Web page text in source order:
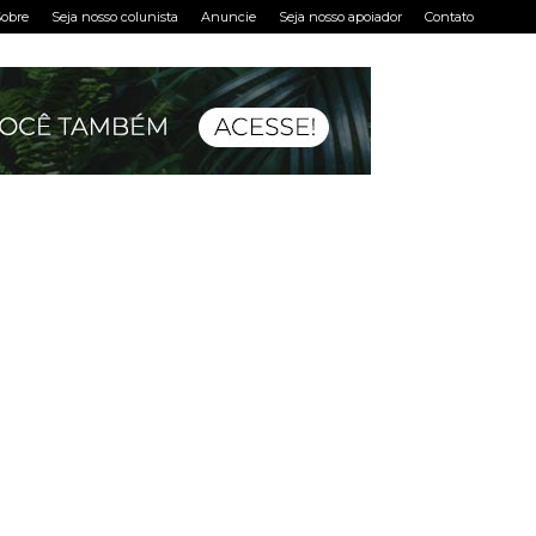
Seja nosso colunista Anuncie Seja nosso apoiador Contato